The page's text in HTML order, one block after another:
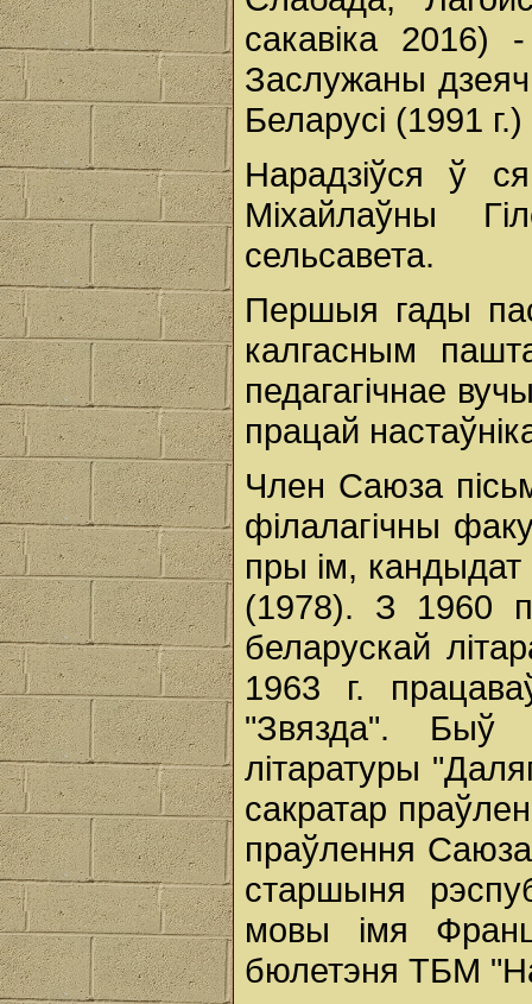
сакавіка 2016)
Заслужаны
Беларусі (1991 г.)
Нарадзіўся ў
Міхайлаўны
сельсавета.
Першыя гады
калгасным
педагагічнае
працай
Член Саюза
філалагічны
пры ім,
(1978). З 1960
беларускай
1963 г.
"Звязда". Быў
літаратуры
сакратар
праўлення
старшыня
мовы імя
бюлетэня ТБМ